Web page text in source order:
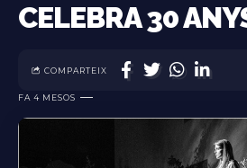
CELEBRA 30
FA 4 MESOS
COMPARTEIX